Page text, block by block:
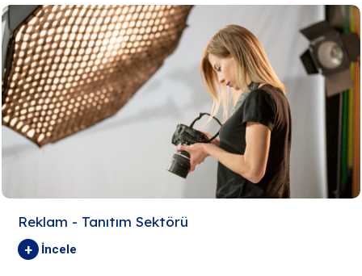
Reklam - Tanıtım Sektörü
+
İncele